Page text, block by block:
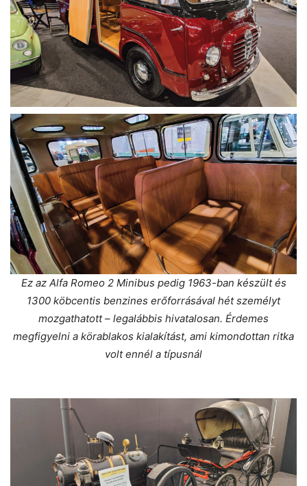
Ez az Alfa Romeo 2 Minibus pedig 1963-ban készült és
1300 köbcentis benzines erőforrásával hét személyt
mozgathatott – legalábbis hivatalosan. Érdemes
megfigyelni a körablakos kialakítást, ami kimondottan ritka
volt ennél a típusnál